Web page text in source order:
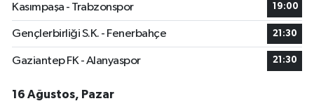
Kasımpaşa - Trabzonspor 19:00
Gençlerbirliği S.K. - Fenerbahçe 21:30
Gaziantep FK - Alanyaspor 21:30
16 Ağustos, Pazar